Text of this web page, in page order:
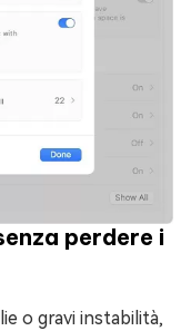
perdere i
o gravi instabilità,